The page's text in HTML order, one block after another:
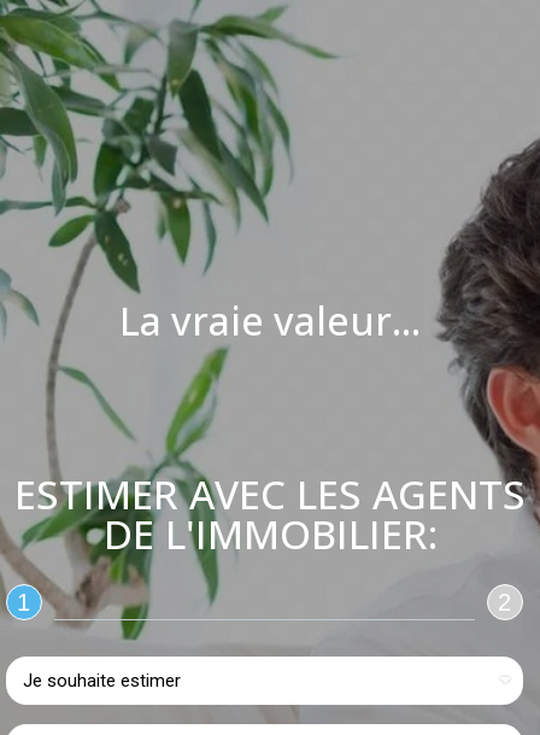
La vraie valeur...
ESTIMER AVEC LES AGENTS
DE L'IMMOBILIER:
1 2